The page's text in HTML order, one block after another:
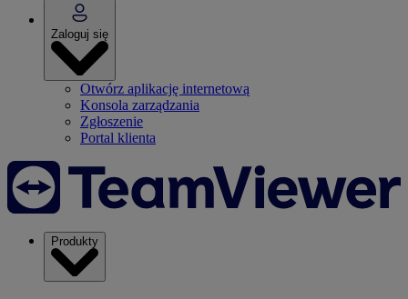
Zaloguj się
Otwórz aplikację internetową
Konsola zarządzania
Zgłoszenie
Portal klienta
Produkty